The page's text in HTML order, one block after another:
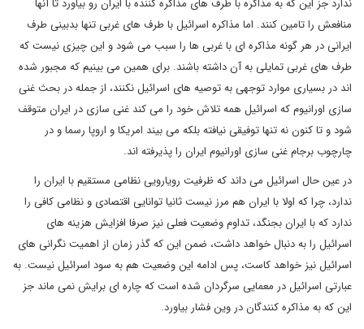
منافعش را تامین کنند. اما مذاکره اسرائیل با طرف های غربی تنها بدبینی طرف
ایرانی در هر گونه مذاکره ای با غربی ها را سبب می شود و این چیزی نیست که
طرف های غربی تمایلی به آن داشته باشند. برای همین می بینیم که مجبور شده
اند در بسیاری موارد توجهی به توصیه های اسرائیل نکنند، از جمله در بحث غنی
سازی اورانیوم که اسرائیل همه تلاش خود را می کند غنی سازی در ایران متوقف
شود و تا کنون نه تنها توفیقی نیافته بلکه می بیند امریکا و اروپا رسما و در
چارچوب برجام غنی سازی اورانیوم ایران را پذیرفته اند.
در عین حال اسرائیل می داند که ظرفیت رویارویی نظامی مستقیم با ایران را
ندارد، چرا که اولا با ایران هم مرز نیست ثانیا توانایی اقتصادی و نظامی کافی را
ندارد که با ایران بجنگد، تداوم وضعیت فعلی نیز صرفا افزایش هزینه های
اسرائیل را به دنبال خواهد داشت، ضمن این که گذر زمان از اهمیت نگرانی های
اسرائیل نیز خواهد کاست، پس ادامه این وضعیت هم به سود اسرائیل نیست. به
عبارتی اسرائیل در معمایی سرگردان شده است که چاره ای برایش نمی ماند جز
این که به مذاکره کنندگان در وین فشار بیاورد.